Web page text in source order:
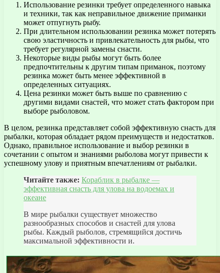
Использование резинки требует определенного навыка
и техники, так как неправильное движение приманки
может отпугнуть рыбу.
При длительном использовании резинка может потерять
свою эластичность и привлекательность для рыбы, что
требует регулярной замены снасти.
Некоторые виды рыбы могут быть более
предпочтительны к другим типам приманок, поэтому
резинка может быть менее эффективной в
определенных ситуациях.
Цена резинки может быть выше по сравнению с
другими видами снастей, что может стать фактором при
выборе рыболовом.
В целом, резинка представляет собой эффективную снасть для
рыбалки, которая обладает рядом преимуществ и недостатков.
Однако, правильное использование и выбор резинки в
сочетании с опытом и знаниями рыболова могут привести к
успешному улову и приятным впечатлениям от рыбалки.
Читайте также: Кораблик в рыбалке —
эффективная снасть для улова на водоемах и
океане
В мире рыбалки существует множество
разнообразных способов и снастей для улова
рыбы. Каждый рыболов, стремящийся достичь
максимальной эффективности и.